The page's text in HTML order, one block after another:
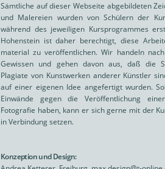
Sämtliche auf dieser Webseite abgebildeten
und Malereien wurden von Schülern der
während des jeweiligen Kursprogrammes
Hohenstein ist daher berechtigt, diese
material zu veröffentlichen. Wir handeln
Gewissen und gehen davon aus, daß die
Plagiate von Kunstwerken anderer Künstler
auf einer eigenen Idee angefertigt wurden.
Einwände gegen die Veröffentlichung
Fotografie haben, kann er sich gerne mit der
in Verbindung setzen.
Konzeption und Design: